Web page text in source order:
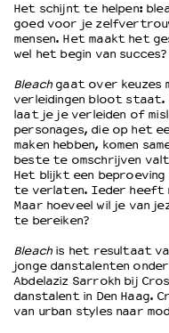
Schoolvoorstellingen
Filmprogramma’s Primair
Filmprogramma’s VO/MBO
Speciale
OVER LANTARENVENSTER
Wat we doen
Werken bij
Wie is wie
Historie
Partners
Huisregels
Het schijnt te helpen:
goed voor je
mensen. Het maakt het
wel het begin van succes?
Bleachgaat over keuzes
verleidingen bloot staat.
laat je je verleiden of
personages, die op het
maken hebben, komen
beste te omschrijven
Het blijkt een beproeving
te verlaten. Ieder heeft
Maar hoeveel wil je van
te bereiken?
Bleachis het resultaat
jonge danstalenten
Abdelaziz Sarrokh bij
danstalent in Den Haag.
van urban styles naar